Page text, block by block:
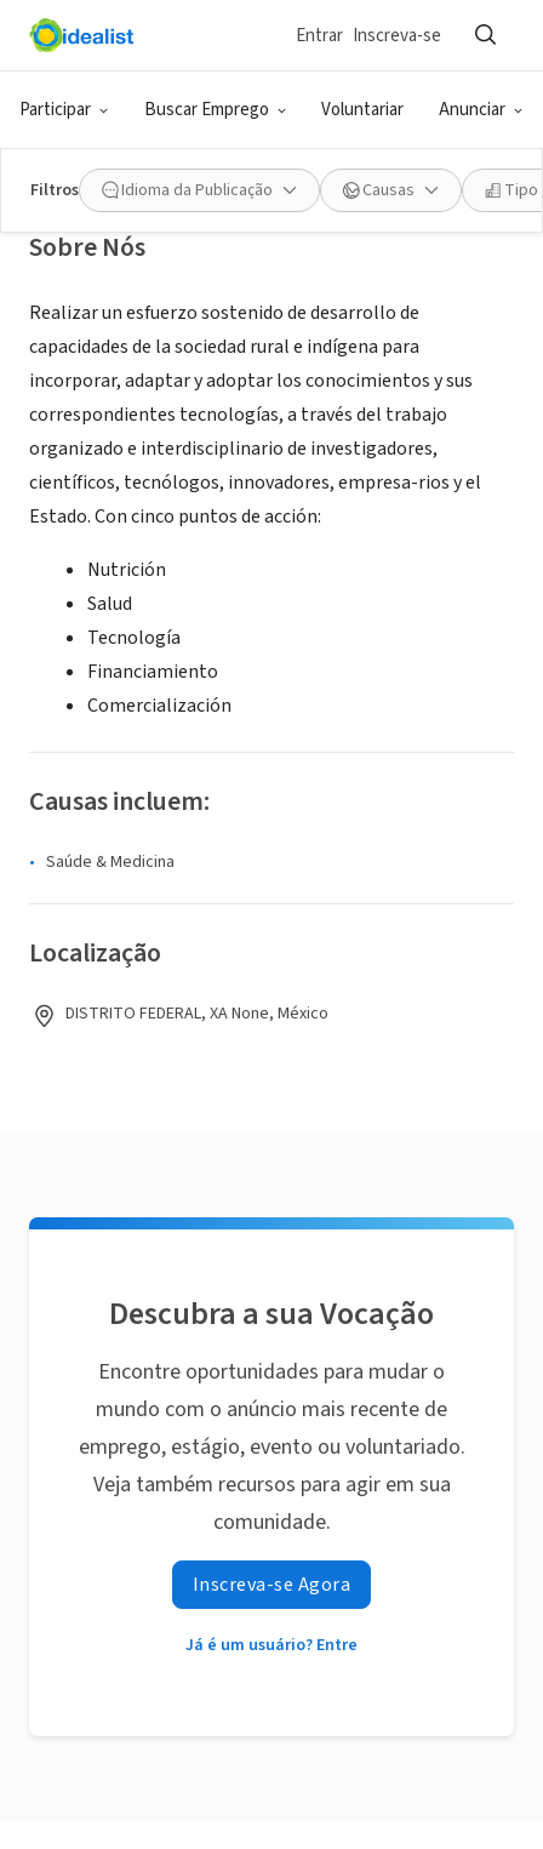
Participar Buscar Emprego Voluntariar Anunciar
Entrar Inscreva-se
Filtros Idioma da Publicação Causas Tipo
ONG (SETOR SOCIAL)
CODAIM
Sobre Nós
Realizar un esfuerzo sostenido de desarrollo de
capacidades de la sociedad rural e indígena para
incorporar, adaptar y adoptar los conocimientos y sus
correspondientes tecnologías, a través del trabajo
organizado e interdisciplinario de investigadores,
científicos, tecnólogos, innovadores, empresa-rios y el
Estado. Con cinco puntos de acción:
Nutrición
Salud
Tecnología
Financiamiento
Comercialización
Causas incluem:
Saúde & Medicina
Localização
DISTRITO FEDERAL, XA None, México
Descubra a sua Vocação
Encontre oportunidades para mudar o
mundo com o anúncio mais recente de
emprego, estágio, evento ou voluntariado.
Veja também recursos para agir em sua
comunidade.
Inscreva-se Agora
Já é um usuário? Entre